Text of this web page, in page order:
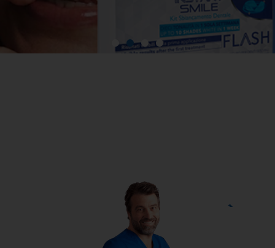
VUOI UN SORRISO PIÙ
BIANCO E LUMINOSO?